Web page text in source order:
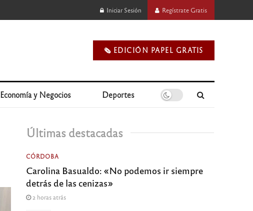
Iniciar Sesión Regístrate Gratis
🗞️ EDICIÓN PAPEL GRATIS
Economía y Negocios Deportes
Últimas destacadas
CÓRDOBA
Carolina Basualdo: «No podemos ir siempre
detrás de las cenizas»
2 horas atrás